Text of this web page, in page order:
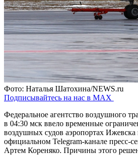
Фото: Наталья Шатохина/NEWS.ru
Подписывайтесь на нас в MAX
Федеральное агентство воздушного
в 04:30 мск ввело временные
воздушных судов аэропортах
официальном Telegram-канале пресс-
Артем Кореняко. Причины этого